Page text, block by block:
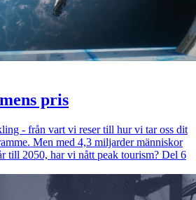
pris
- från vart vi reser till hur vi tar oss dit
Men med 4,3 miljarder människor
till 2050, har vi nått peak tourism? Del 6